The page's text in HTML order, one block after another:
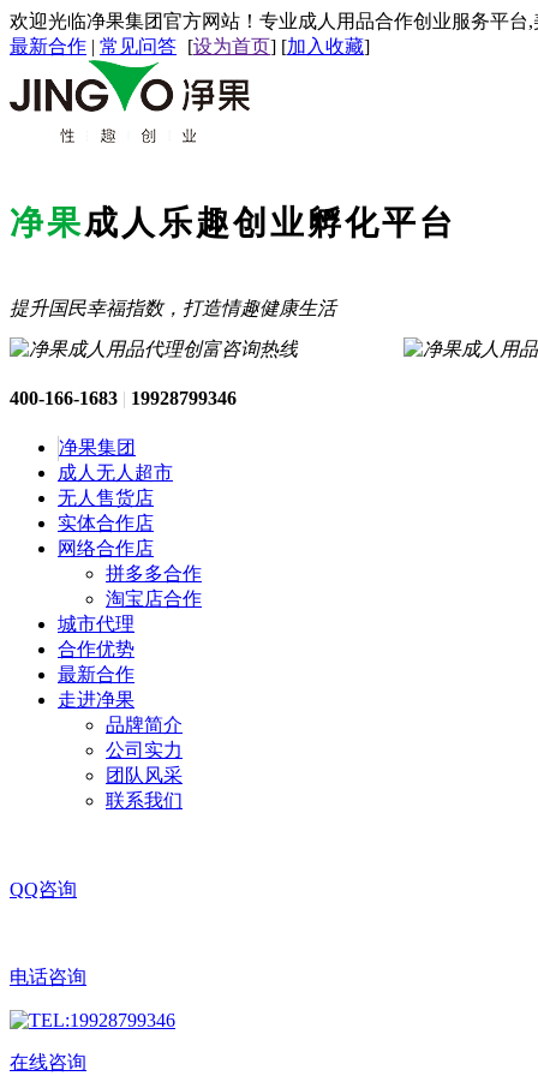
欢迎光临净果集团官方网站！专业成人用品合作创业服务平
最新合作 | 常见问答 [设为首页] [加入收藏]
净果成人乐趣创业孵化平台
提升国民幸福指数，打造情趣健康生活
创富咨询热线
400-166-1683 | 19928799346
净果集团
成人无人超市
无人售货店
实体合作店
网络合作店
拼多多合作
淘宝店合作
城市代理
合作优势
最新合作
走进净果
品牌简介
公司实力
团队风采
联系我们
QQ咨询
电话咨询
在线咨询